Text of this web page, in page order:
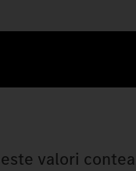
valori